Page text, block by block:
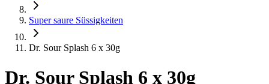
Super saure Süssigkeiten
Dr. Sour Splash 6 x 30g
Dr. Sour Splash 6 x 30g